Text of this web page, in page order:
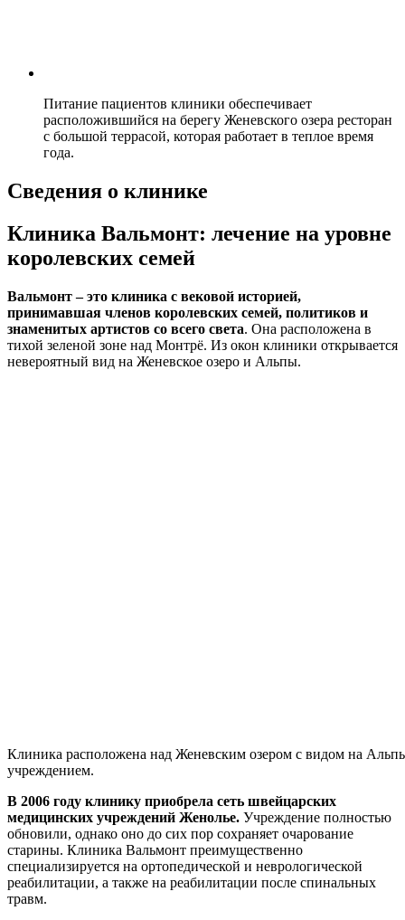
Питание пациентов клиники обеспечивает
расположившийся на берегу Женевского озера ресторан
с большой террасой, которая работает в теплое время
года.
Сведения о клинике
Клиника Вальмонт: лечение на уровне
королевских семей
Вальмонт – это клиника с вековой историей,
принимавшая членов королевских семей, политиков и
знаменитых артистов со всего света. Она расположена в
тихой зеленой зоне над Монтрё. Из окон клиники открывается
невероятный вид на Женевское озеро и Альпы.
Клиника расположена над Женевским озером с видом на
учреждением.
В 2006 году клинику приобрела сеть швейцарских
медицинских учреждений Женолье. Учреждение полностью
обновили, однако оно до сих пор сохраняет очарование
старины. Клиника Вальмонт преимущественно
специализируется на ортопедической и неврологической
реабилитации, а также на реабилитации после спинальных
травм.